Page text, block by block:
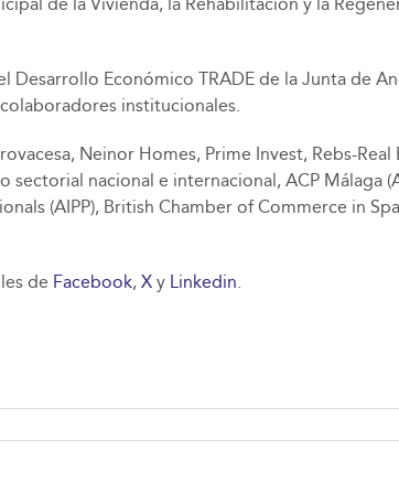
Desarrollo Económico TRADE de la Junta de
institucionales.
Neinor Homes, Prime Invest, Rebs-
sectorial nacional e internacional, ACP
(AIPP), British Chamber of Commerce in
de Facebook, Xy Linkedin.